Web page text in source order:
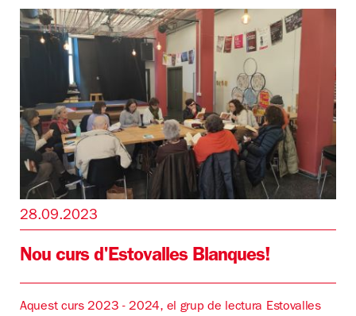
28.09.2023
Nou curs d'Estovalles Blanques!
Aquest curs 2023 - 2024, el grup de lectura Estovalles